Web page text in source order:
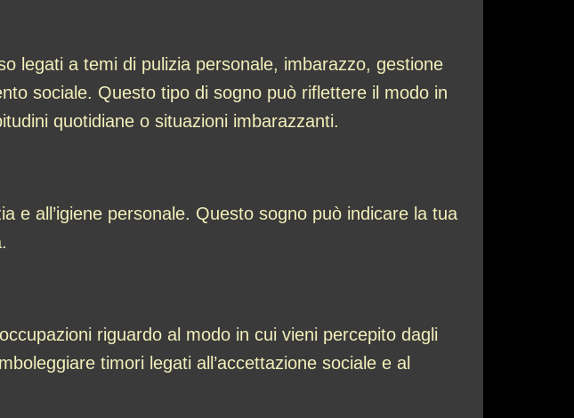
legati a temi di pulizia personale, imbarazzo, gestione
sociale. Questo tipo di sogno può riflettere il modo in
quotidiane o situazioni imbarazzanti.
e all’igiene personale. Questo sogno può indicare la tua
riguardo al modo in cui vieni percepito dagli
timori legati all’accettazione sociale e al